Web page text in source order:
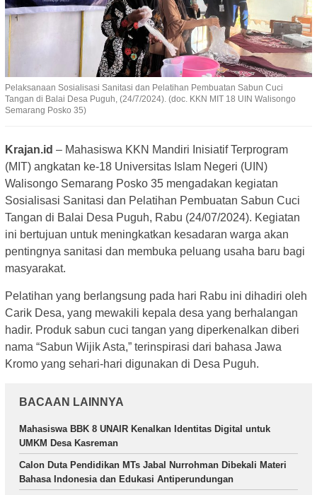
Pelaksanaan Sosialisasi Sanitasi dan Pelatihan Pembuatan Sabun Cuci
Tangan di Balai Desa Puguh, (24/7/2024). (doc. KKN MIT 18 UIN Walisongo
Semarang Posko 35)
Krajan.id – Mahasiswa KKN Mandiri Inisiatif Terprogram
(MIT) angkatan ke-18 Universitas Islam Negeri (UIN)
Walisongo Semarang Posko 35 mengadakan kegiatan
Sosialisasi Sanitasi dan Pelatihan Pembuatan Sabun Cuci
Tangan di Balai Desa Puguh, Rabu (24/07/2024). Kegiatan
ini bertujuan untuk meningkatkan kesadaran warga akan
pentingnya sanitasi dan membuka peluang usaha baru bagi
masyarakat.
Pelatihan yang berlangsung pada hari Rabu ini dihadiri oleh
Carik Desa, yang mewakili kepala desa yang berhalangan
hadir. Produk sabun cuci tangan yang diperkenalkan diberi
nama “Sabun Wijik Asta,” terinspirasi dari bahasa Jawa
Kromo yang sehari-hari digunakan di Desa Puguh.
BACAAN LAINNYA
Mahasiswa BBK 8 UNAIR Kenalkan Identitas Digital untuk
UMKM Desa Kasreman
Calon Duta Pendidikan MTs Jabal Nurrohman Dibekali Materi
Bahasa Indonesia dan Edukasi Antiperundungan